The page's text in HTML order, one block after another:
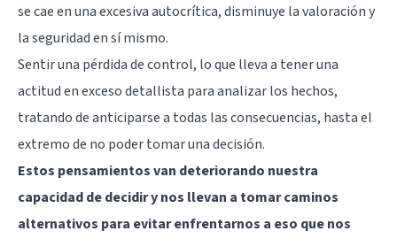
se cae en una excesiva autocrítica, disminuye la valoración y
la seguridad en sí mismo.
Sentir una pérdida de control, lo que lleva a tener una
actitud en exceso detallista para analizar los hechos,
tratando de anticiparse a todas las consecuencias, hasta el
extremo de no poder tomar una decisión.
Estos pensamientos van deteriorando nuestra
capacidad de decidir y nos llevan a tomar caminos
alternativos para evitar enfrentarnos a eso que nos